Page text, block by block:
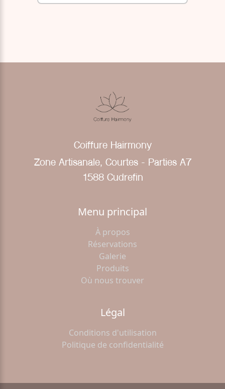
Coiffure Hairmony
Zone Artisanale, Courtes - Parties A7
1588 Cudrefin
Menu principal
À propos
Réservations
Galerie
Produits
Où nous trouver
Légal
Conditions d'utilisation
Politique de confidentialité